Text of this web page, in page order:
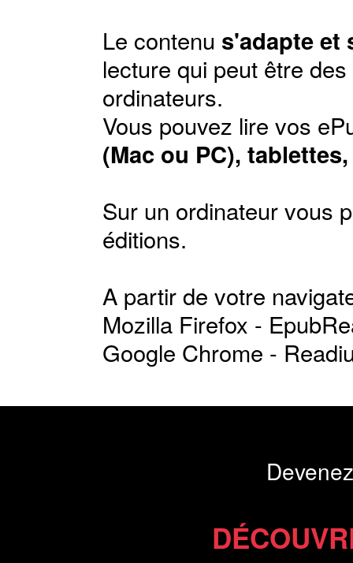
Le contenu s'adapte et
lecture qui peut être
ordinateurs.
Vous pouvez lire vos
(Mac ou PC),
Sur un ordinateur vous
éditions.
A partir de votre
Mozilla Firefox -
Google Chrome -